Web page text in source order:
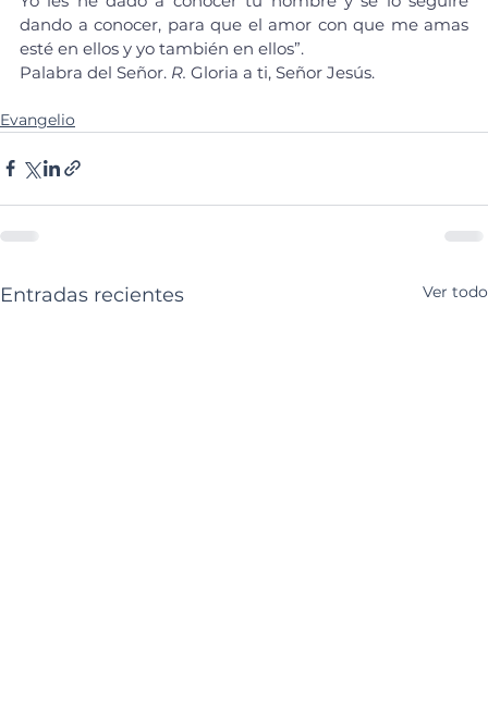
dando a conocer, para que el amor con que me amas
esté en ellos y yo también en ellos”.
Palabra del Señor. R. Gloria a ti, Señor Jesús.
Evangelio
Entradas recientes Ver todo